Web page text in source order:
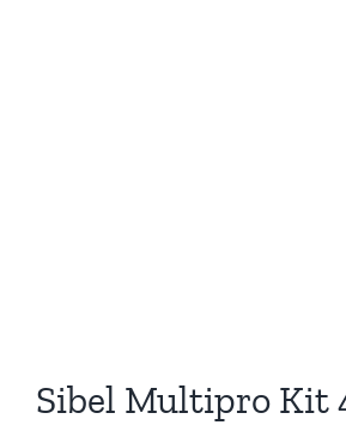
Sibel Multipro Kit